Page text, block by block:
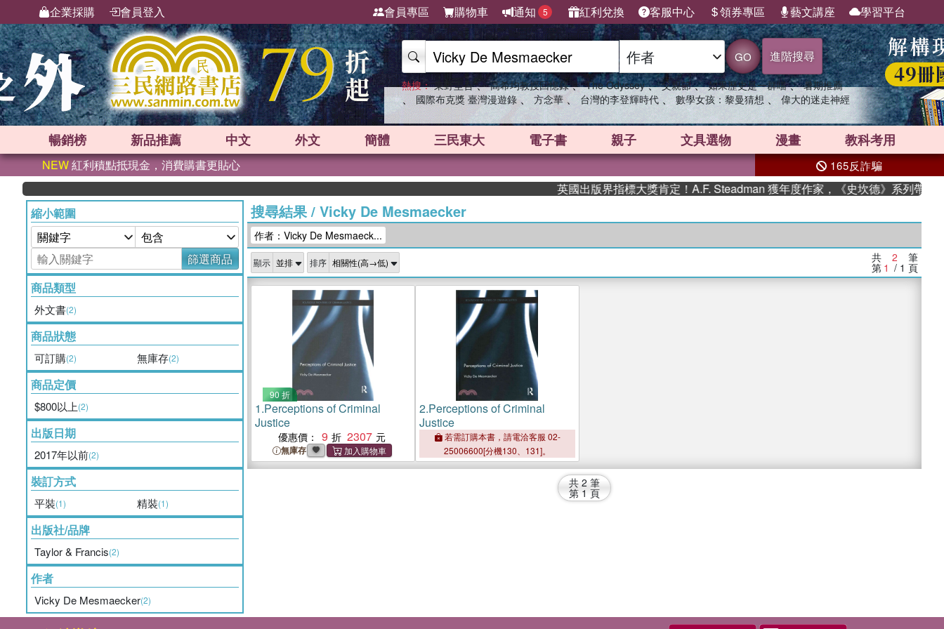
企業採購 會員登入 會員專區 購物車 通知 5 紅利兌換 客服中心 領券專區 藝文講座 學習平台
GO 進階搜尋
熱搜： 東野圭吾 、 高希均教授回憶錄 、 The Odyssey 、 父親節 、 如果歷史是一群喵 、 暑期推薦
、 國際布克獎 臺灣漫遊錄 、 方念華 、 台灣的李登輝時代 、 數學女孩：黎曼猜想 、 偉大的迷走神經
暢銷榜 新品推薦 中文 外文 簡體 三民東大 電子書 親子 文具選物 漫畫 教科考用
NEW紅利積點抵現金，消費購書更貼心 165反詐騙
英國出版界指標大獎肯定！A.F. Steadman 獲年度作家，《史坎德》系列帶你踏
縮小範圍
篩選商品
商品類型
外文書(2)
商品狀態
可訂購(2) 無庫存(2)
商品定價
$800以上(2)
出版日期
2017年以前(2)
裝訂方式
平裝(1) 精裝(1)
出版社/品牌
Taylor & Francis(2)
作者
Vicky De Mesmaecker(2)
搜尋結果/ Vicky De Mesmaecker
作者：Vicky De Mesmaeck...
顯示 排序 共 2 筆
第 1 / 1 頁
90 折
1.Perceptions of Criminal
Justice
優惠價： 9 2307
無庫存
2.Perceptions of Criminal
Justice
若需訂購本書，請電洽客服 02-
25006600[分機130、131]。
共 2 筆
第 1 頁